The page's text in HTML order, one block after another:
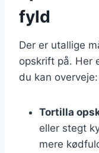
fyld
Der er utallige
opskrift på. Her
du kan overveje:
Tortilla
eller stegt
mere